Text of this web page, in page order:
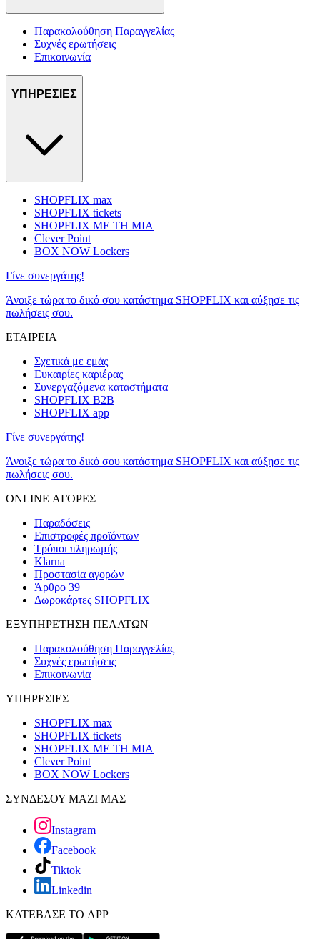
Παρακολούθηση Παραγγελίας
Συχνές ερωτήσεις
Επικοινωνία
ΥΠΗΡΕΣΙΕΣ
SHOPFLIX max
SHOPFLIX tickets
SHOPFLIX ΜΕ ΤΗ ΜΙΑ
Clever Point
BOX NOW Lockers
Γίνε συνεργάτης!
Άνοιξε τώρα το δικό σου κατάστημα SHOPFLIX και αύξησε τις
πωλήσεις σου.
ΕΤΑΙΡΕΙΑ
Σχετικά με εμάς
Ευκαιρίες καριέρας
Συνεργαζόμενα καταστήματα
SHOPFLIX B2B
SHOPFLIX app
Γίνε συνεργάτης!
Άνοιξε τώρα το δικό σου κατάστημα SHOPFLIX και αύξησε τις
πωλήσεις σου.
ONLINE ΑΓΟΡΕΣ
Παραδόσεις
Επιστροφές προϊόντων
Τρόποι πληρωμής
Klarna
Προστασία αγορών
Άρθρο 39
Δωροκάρτες SHOPFLIX
ΕΞΥΠΗΡΕΤΗΣΗ ΠΕΛΑΤΩΝ
Παρακολούθηση Παραγγελίας
Συχνές ερωτήσεις
Επικοινωνία
ΥΠΗΡΕΣΙΕΣ
SHOPFLIX max
SHOPFLIX tickets
SHOPFLIX ΜΕ ΤΗ ΜΙΑ
Clever Point
BOX NOW Lockers
ΣΥΝΔΕΣΟΥ ΜΑΖΙ ΜΑΣ
Instagram
Facebook
Tiktok
Linkedin
ΚΑΤΕΒΑΣΕ ΤΟ APP